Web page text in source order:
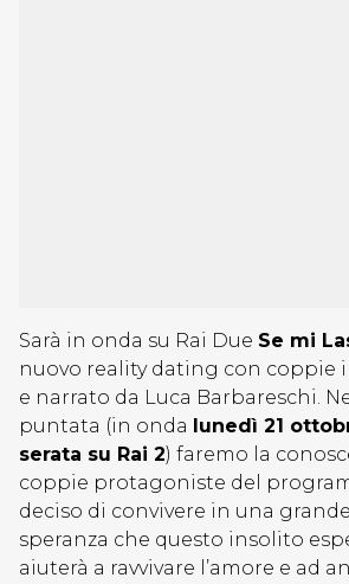
Sarà in onda su Rai Due Se mi
nuovo reality dating con coppie
e narrato da Luca Barbareschi.
puntata (in onda lunedì 21
serata su Rai 2) faremo la
coppie protagoniste del
deciso di convivere in una
speranza che questo insolito
aiuterà a ravvivare l’amore e ad